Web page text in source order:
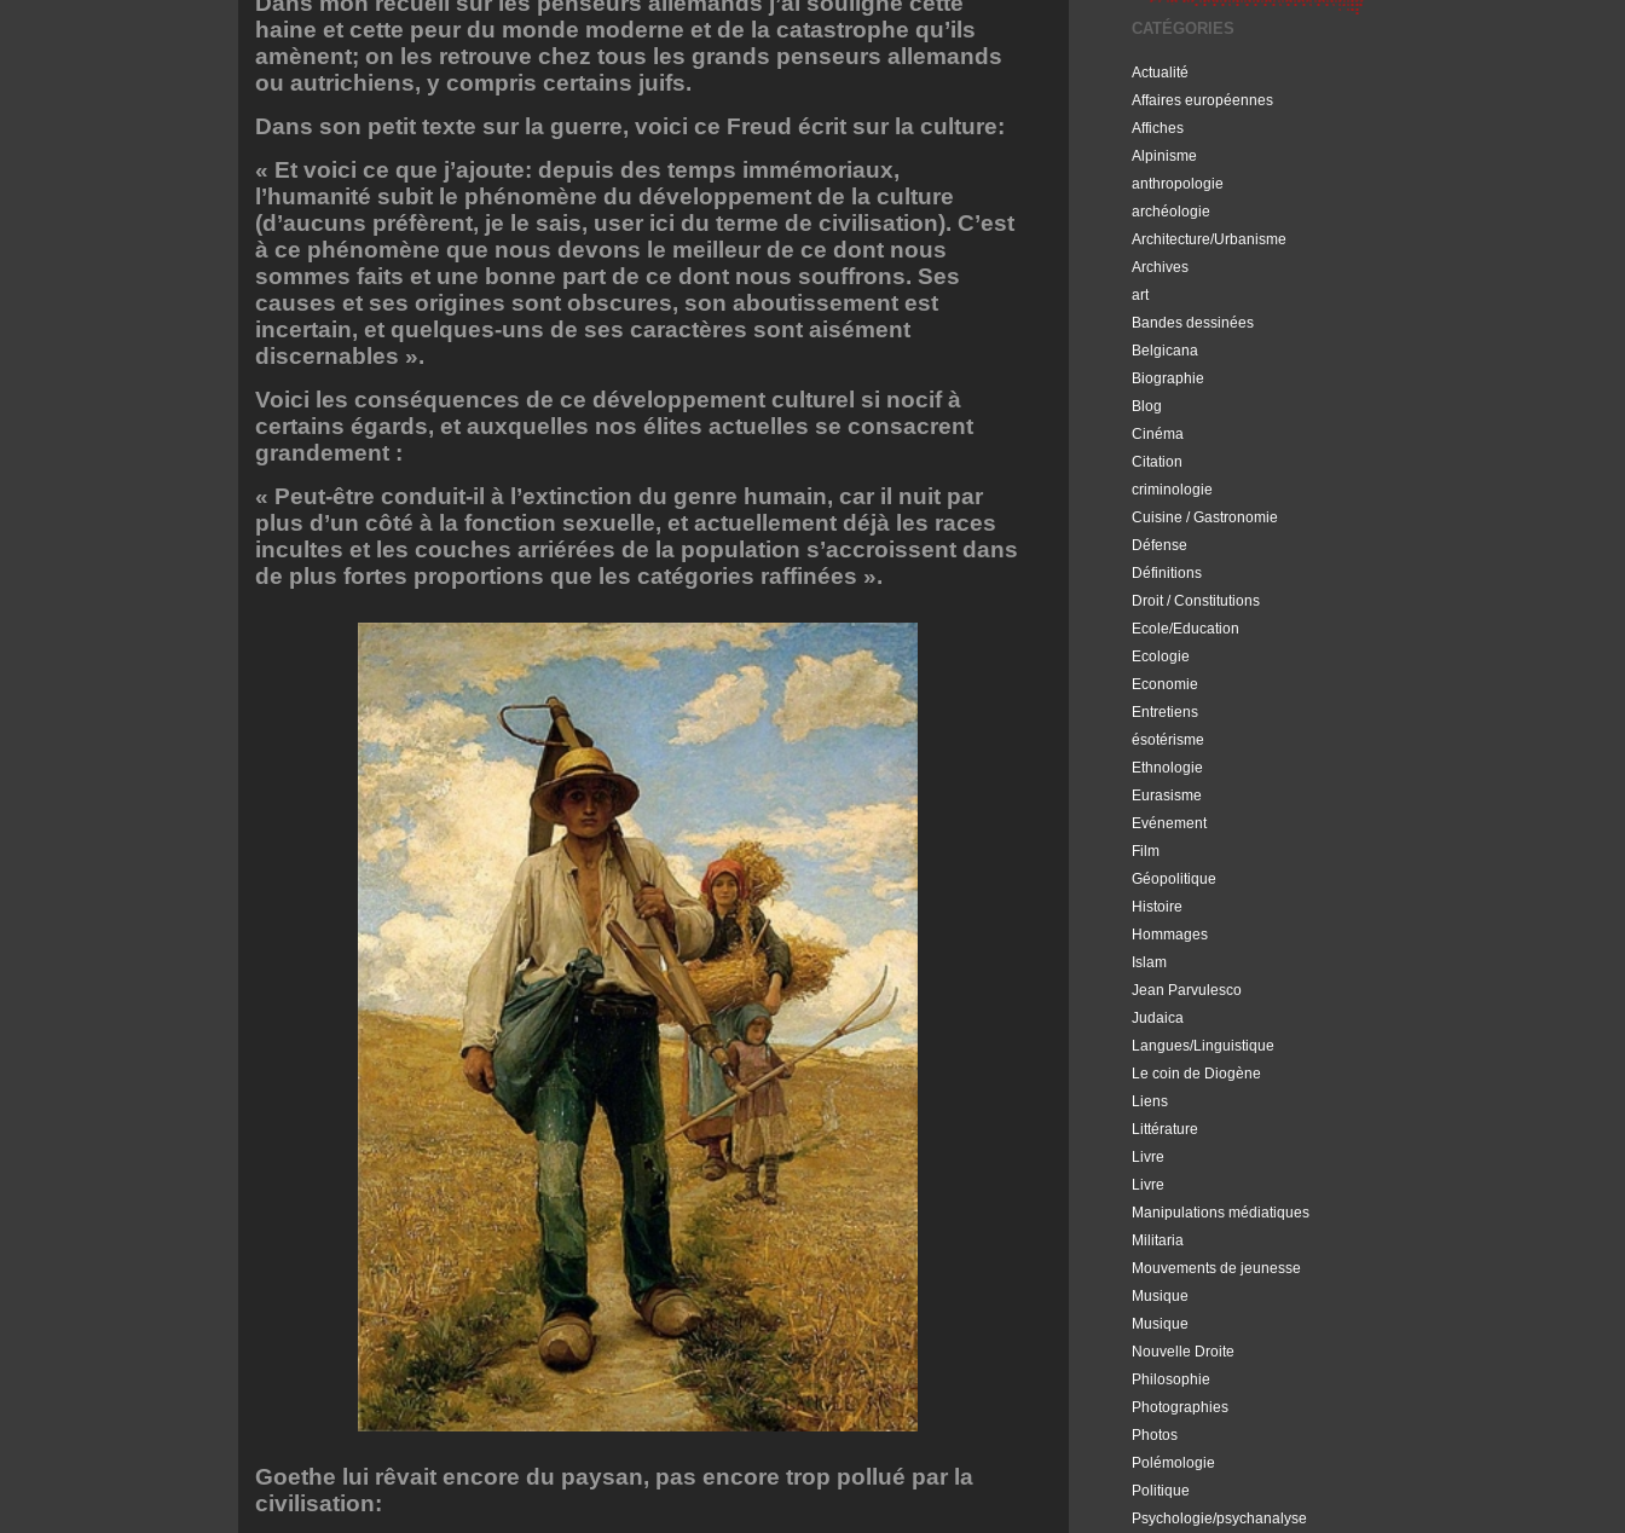
CATÉGORIES
Actualité
Affaires européennes
Affiches
Alpinisme
anthropologie
archéologie
Architecture/Urbanisme
Archives
art
Bandes dessinées
Belgicana
Biographie
Blog
Cinéma
Citation
criminologie
Cuisine / Gastronomie
Défense
Définitions
Droit / Constitutions
Ecole/Education
Ecologie
Economie
Entretiens
ésotérisme
Ethnologie
Eurasisme
Evénement
Film
Géopolitique
Histoire
Hommages
Islam
Jean Parvulesco
Judaica
Langues/Linguistique
Le coin de Diogène
Liens
Littérature
Livre
Livre
Manipulations médiatiques
Militaria
Mouvements de jeunesse
Musique
Musique
Nouvelle Droite
Philosophie
Photographies
Photos
Polémologie
Politique
Psychologie/psychanalyse
haine et cette peur du monde moderne et de la catastrophe qu’ils
amènent; on les retrouve chez tous les grands penseurs allemands
ou autrichiens, y compris certains juifs.
Dans son petit texte sur la guerre, voici ce Freud écrit sur la culture:
« Et voici ce que j’ajoute: depuis des temps immémoriaux,
l’humanité subit le phénomène du développement de la culture
(d’aucuns préfèrent, je le sais, user ici du terme de civilisation). C’est
à ce phénomène que nous devons le meilleur de ce dont nous
sommes faits et une bonne part de ce dont nous souffrons. Ses
causes et ses origines sont obscures, son aboutissement est
incertain, et quelques-uns de ses caractères sont aisément
discernables ».
Voici les conséquences de ce développement culturel si nocif à
certains égards, et auxquelles nos élites actuelles se consacrent
grandement :
« Peut-être conduit-il à l’extinction du genre humain, car il nuit par
plus d’un côté à la fonction sexuelle, et actuellement déjà les races
incultes et les couches arriérées de la population s’accroissent dans
de plus fortes proportions que les catégories raffinées ».
Goethe lui rêvait encore du paysan, pas encore trop pollué par la
civilisation: